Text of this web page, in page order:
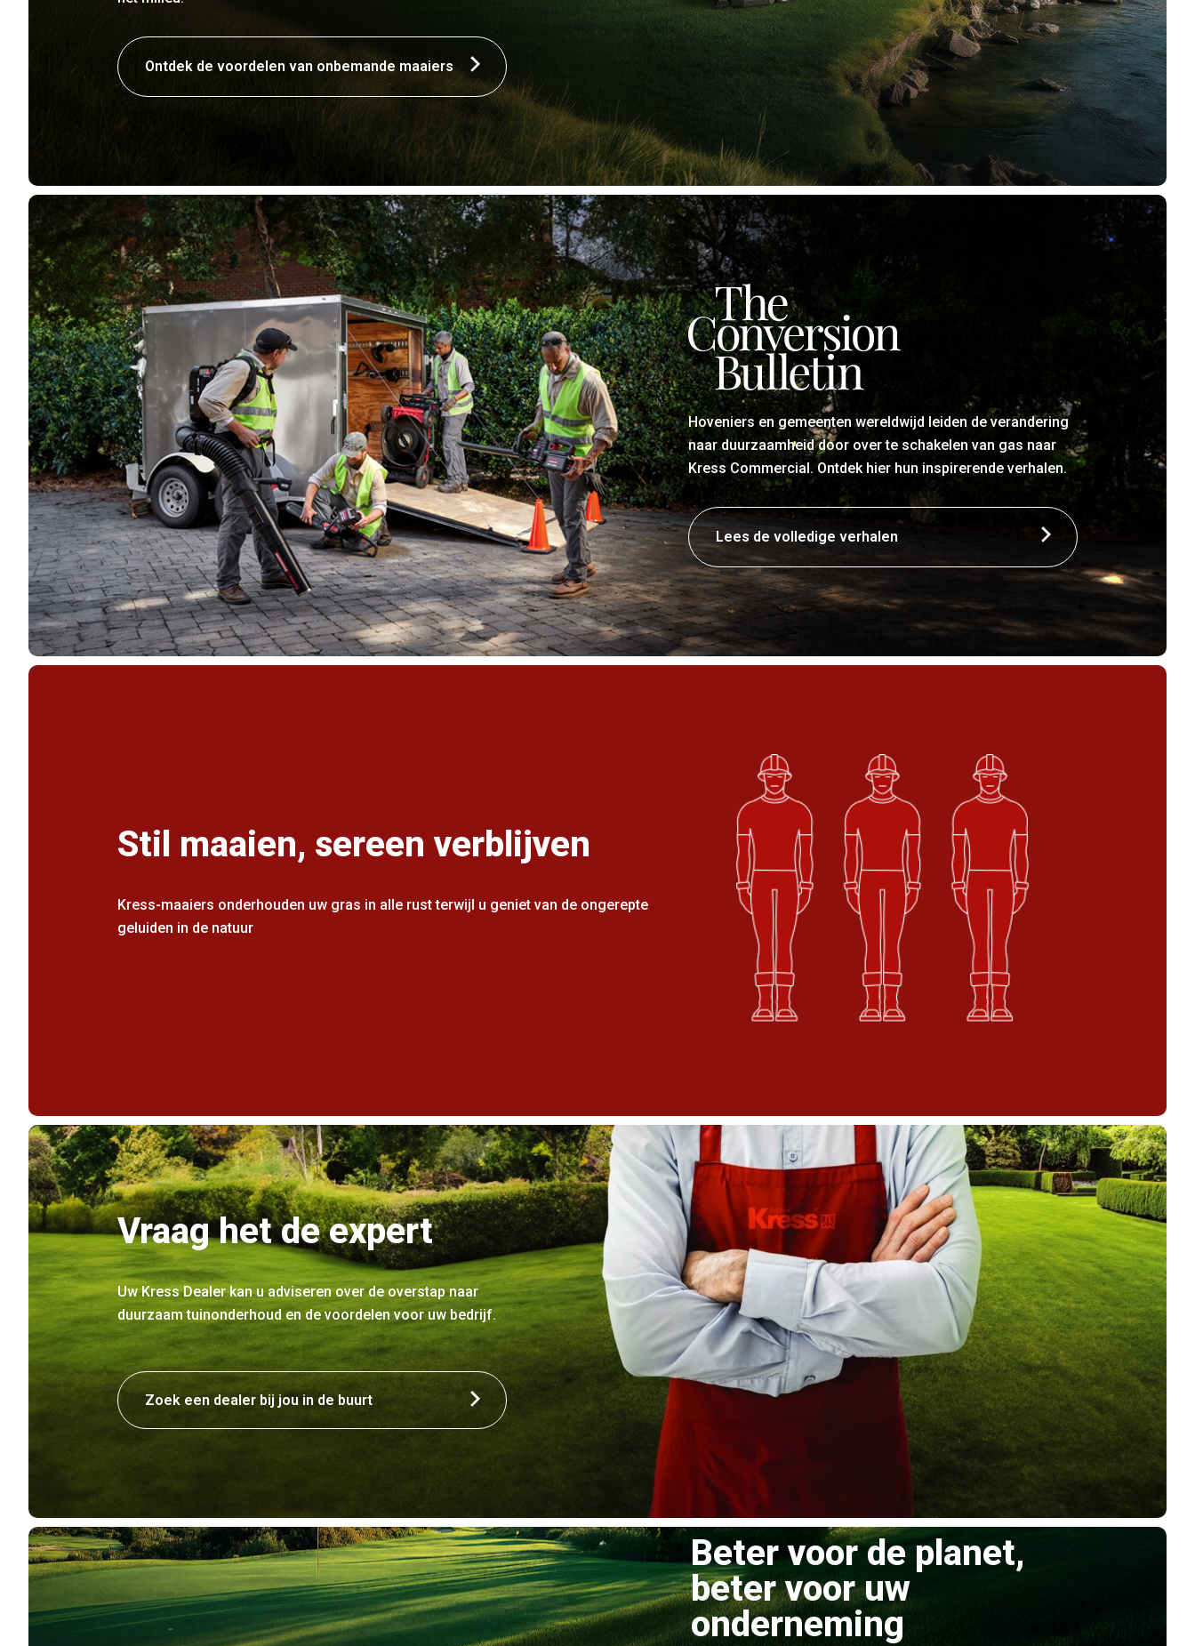
Ontdek de voordelen van onbemande maaiers
Hoveniers en gemeenten wereldwijd leiden de verandering
naar duurzaamheid door over te schakelen van gas naar
Kress Commercial. Ontdek hier hun inspirerende verhalen.
Lees de volledige verhalen
Stil maaien, sereen verblijven
Kress-maaiers onderhouden uw gras in alle rust terwijl u geniet van de ongerepte
geluiden in de natuur
Vraag het de expert
Uw Kress Dealer kan u adviseren over de overstap naar
duurzaam tuinonderhoud en de voordelen voor uw bedrijf.
Zoek een dealer bij jou in de buurt
Beter voor de planet,
beter voor uw
onderneming